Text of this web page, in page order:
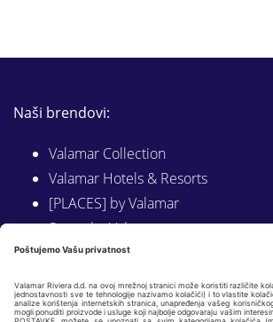
Naši brendovi:
Valamar Collection
Valamar Hotels & Resorts
[PLACES] by Valamar
Sunny by Valamar
Valamar Camping
Istraži na Valamar.com